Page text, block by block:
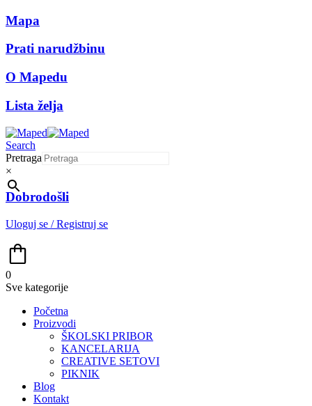
Mapa
Prati narudžbinu
O Mapedu
Lista želja
Search
Pretraga
×
Dobrodošli
Uloguj se / Registruj se
0
Sve kategorije
Početna
Proizvodi
ŠKOLSKI PRIBOR
KANCELARIJA
CREATIVE SETOVI
PIKNIK
Blog
Kontakt